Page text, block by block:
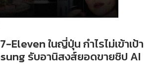
Eleven ในญี่ปุ่น กำไรไม่เข้าเป้า
รับอานิสงส์ยอดขายชิป AI